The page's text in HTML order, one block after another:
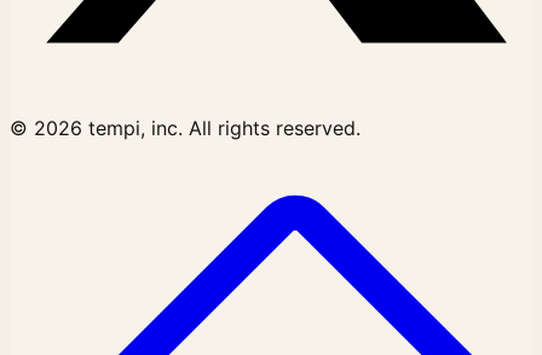
© 2026 tempi, inc. All rights reserved.